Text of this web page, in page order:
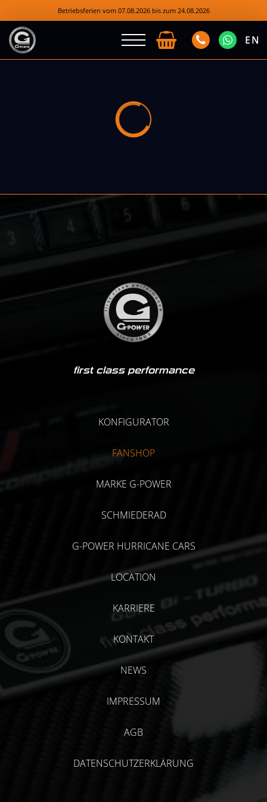
Betriebsferien vom 07.08.2026 bis zum 24.08.2026
EN
first class performance
KONFIGURATOR
FANSHOP
MARKE G-POWER
SCHMIEDERAD
G-POWER HURRICANE CARS
LOCATION
KARRIERE
KONTAKT
NEWS
IMPRESSUM
AGB
DATENSCHUTZERKLÄRUNG